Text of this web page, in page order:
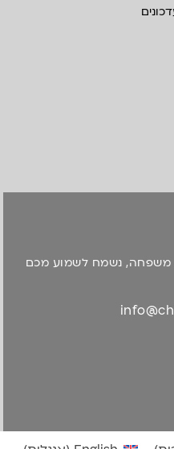
משפחה, נשמח לשמוע מכם